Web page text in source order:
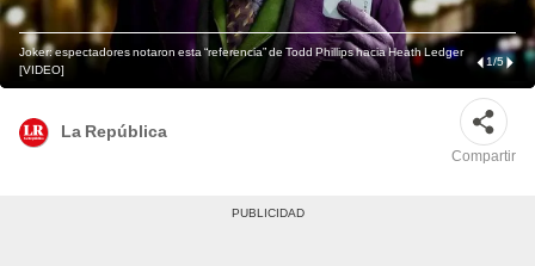
Joker: espectadores notaron esta “referencia” de Todd Phillips hacia Heath Ledger
[VIDEO]
1/5
La República
Compartir